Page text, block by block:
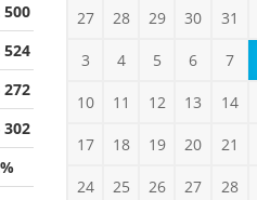
500
524
272
302
27 28 29 30 31
3 4 5 6 7
10 11 12 13 14
17 18 19 20 21
24 25 26 27 28